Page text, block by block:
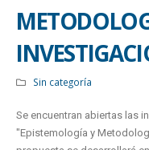
Sin categoría
Se encuentran abiertas las
"Epistemología y